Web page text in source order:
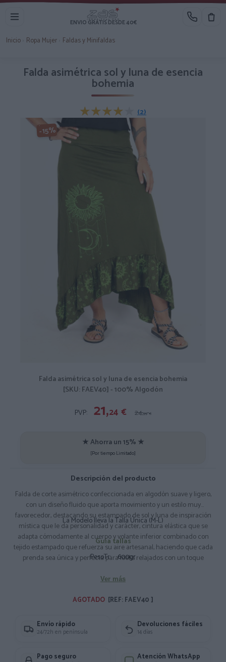
ENVIO GRATIS DESDE 40€
Inicio Ropa Mujer Faldas y Minifaldas
Falda asimétrica sol y luna de esencia
bohemia
★★★★★
★★★★★ (2)
-15%
Falda asimétrica sol y luna de esencia bohemia
[SKU: FAEV40] - 100% Algodón
PVP: 21,24 € 24,99 €
★ Ahorra un 15% ★
[Por tiempo Limitado]
Descripción del producto
Falda de corte asimétrico confeccionada en algodón suave y ligero,
con un diseño fluido que aporta movimiento y un estilo muy
favorecedor, destacando su estampado de sol y luna de inspiración
mística que le da personalidad y carácter, cintura elástica que se
adapta cómodamente al cuerpo y volante inferior combinado con
tejido estampado que refuerza su aire artesanal, haciendo que cada
prenda sea única y perfecta para looks relajados con un toque
La Modelo lleva la Talla Única (M-L)
Guía tallas
PesoTr: 600gr
Ver más
AGOTADO [REF: FAEV40 ]
Envío rápido
24/72h en península
Devoluciones fáciles
14 días
Pago seguro Atención WhatsApp